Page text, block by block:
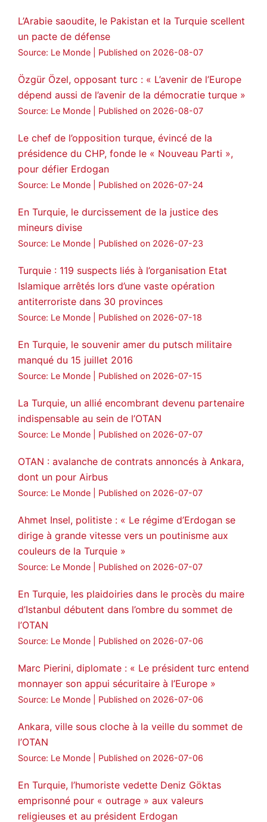
🔗https://medyanews.rs/h4lwBwQ
3
L’Arabie saoudite, le Pakistan et la Turquie scellent
un pacte de défense
Source: Le Monde Published on 2026-08-07
Özgür Özel, opposant turc : « L’avenir de l’Europe
dépend aussi de l’avenir de la démocratie turque »
Source: Le Monde Published on 2026-08-07
Le chef de l’opposition turque, évincé de la
présidence du CHP, fonde le « Nouveau Parti »,
pour défier Erdogan
Source: Le Monde Published on 2026-07-24
En Turquie, le durcissement de la justice des
mineurs divise
Source: Le Monde Published on 2026-07-23
Turquie : 119 suspects liés à l’organisation Etat
Islamique arrêtés lors d’une vaste opération
antiterroriste dans 30 provinces
Source: Le Monde Published on 2026-07-18
En Turquie, le souvenir amer du putsch militaire
manqué du 15 juillet 2016
Source: Le Monde Published on 2026-07-15
La Turquie, un allié encombrant devenu partenaire
indispensable au sein de l’OTAN
Source: Le Monde Published on 2026-07-07
OTAN : avalanche de contrats annoncés à Ankara,
dont un pour Airbus
Source: Le Monde Published on 2026-07-07
Ahmet Insel, politiste : « Le régime d’Erdogan se
dirige à grande vitesse vers un poutinisme aux
couleurs de la Turquie »
Source: Le Monde Published on 2026-07-07
En Turquie, les plaidoiries dans le procès du maire
d’Istanbul débutent dans l’ombre du sommet de
l’OTAN
Source: Le Monde Published on 2026-07-06
Marc Pierini, diplomate : « Le président turc entend
monnayer son appui sécuritaire à l’Europe »
Source: Le Monde Published on 2026-07-06
Ankara, ville sous cloche à la veille du sommet de
l’OTAN
Source: Le Monde Published on 2026-07-06
En Turquie, l’humoriste vedette Deniz Göktas
emprisonné pour « outrage » aux valeurs
religieuses et au président Erdogan